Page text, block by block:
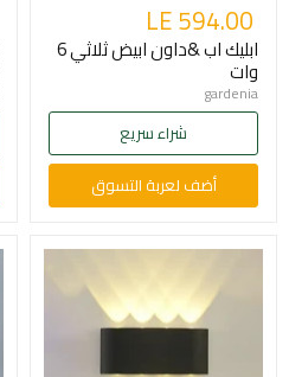
LE 594.00
ابليك اب &داون ابيض ثلاثي 6
وات
gardenia
شراء سريع
أضف لعربة التسوق